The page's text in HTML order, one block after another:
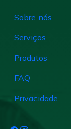
Sobre nós
Serviços
Produtos
FAQ
Privacidade